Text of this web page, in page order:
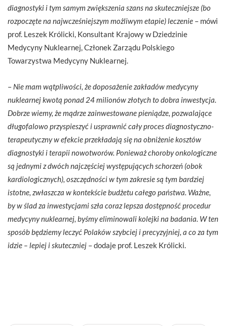
diagnostyki i tym samym zwiększenia szans na skuteczniejsze (bo
rozpoczęte na najwcześniejszym możliwym etapie) leczenie – mówi
prof. Leszek Królicki, Konsultant Krajowy w Dziedzinie
Medycyny Nuklearnej, Członek Zarządu Polskiego
Towarzystwa Medycyny Nuklearnej.
– Nie mam wątpliwości, że doposażenie zakładów medycyny
nuklearnej kwotą ponad 24 milionów złotych to dobra inwestycja.
Dobrze wiemy, że mądrze zainwestowane pieniądze, pozwalające
długofalowo przyspieszyć i usprawnić cały proces diagnostyczno-
terapeutyczny w efekcie przekładają się na obniżenie kosztów
diagnostyki i terapii nowotworów. Ponieważ choroby onkologiczne
są jednymi z dwóch najczęściej występujących schorzeń (obok
kardiologicznych), oszczędności w tym zakresie są tym bardziej
istotne, zwłaszcza w kontekście budżetu całego państwa. Ważne,
by w ślad za inwestycjami szła coraz lepsza dostępność procedur
medycyny nuklearnej, byśmy eliminowali kolejki na badania. W ten
sposób będziemy leczyć Polaków szybciej i precyzyjniej, a co za tym
idzie – lepiej i skuteczniej – dodaje prof. Leszek Królicki.